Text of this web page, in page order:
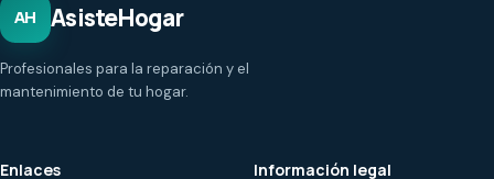
AH AsisteHogar
Profesionales para la reparación y el
mantenimiento de tu hogar.
Enlaces Información legal